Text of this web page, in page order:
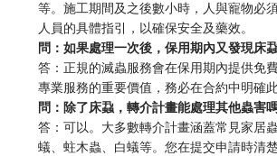
等。施工期間及之後數小時，人與寵物必
人員的具體指引，以確保安全及藥效。
問：如果處理一次後，保用期內又發現床
答：正規的滅蟲服務會在保用期內提供免
專業服務的重要價值，務必在合約中明確此
問：除了床蝨，轉介計畫能處理其他蟲害
答：可以。大多數轉介計畫涵蓋常見家居
蟻、蛀木蟲、白蟻等。您在提交申請時清